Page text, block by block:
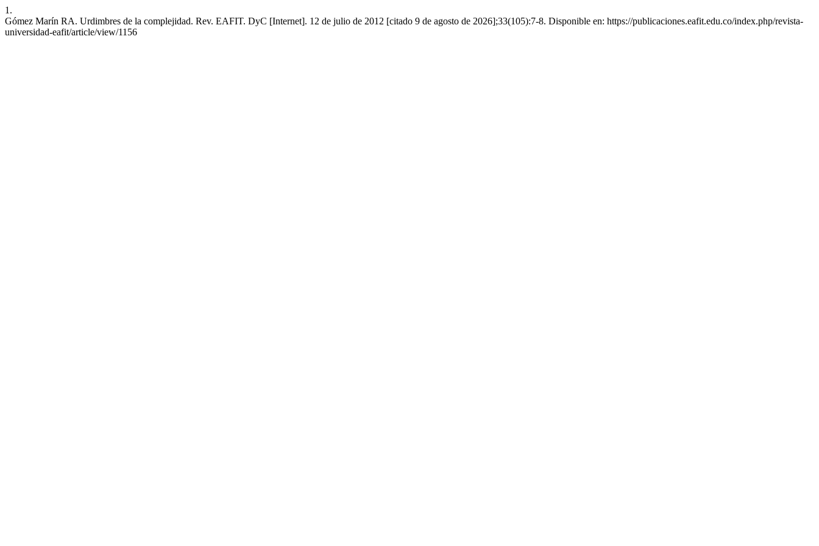
1.
Gómez Marín RA. Urdimbres de la complejidad. Rev. EAFIT. DyC [Internet]. 12 de julio de 2012 [citado 9 de agosto de 2026];33(105):7-8. Disponible en: https://publicaciones.eafit.edu.co/index.php/revista-
universidad-eafit/article/view/1156